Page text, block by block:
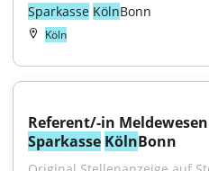
Sparkasse KölnBonn
Köln
Sparkasse KölnBonn